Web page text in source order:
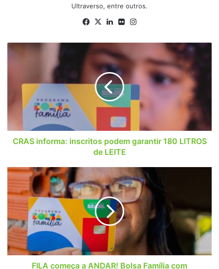
Ultraverso, entre outros.
Facebook
X Linkedin
Flickr
CRAS
garantir
LITROS
LEITE
CRAS informa: inscritos podem garantir 180 LITROS
de LEITE
FILA
começa
a
ANDAR!
Família
com
adicionais
para
FILA começa a ANDAR! Bolsa Família com